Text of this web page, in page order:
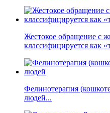
Жестокое обращение с
классифицируется как
Фелинотерапия
людей...